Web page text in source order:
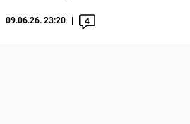
09.06.26. 23:20 4